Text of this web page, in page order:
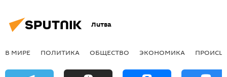
Литва
В МИРЕ ПОЛИТИКА ОБЩЕСТВО ЭКОНОМИКА